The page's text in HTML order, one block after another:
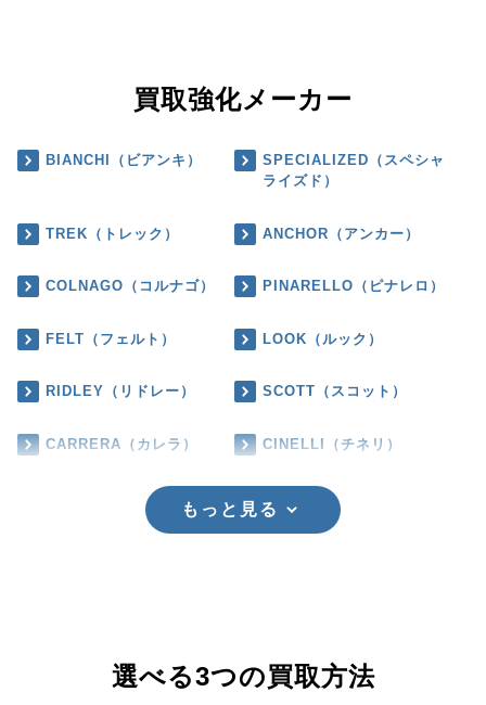
買取強化メーカー
BIANCHI（ビアンキ）
SPECIALIZED（スペシャ
ライズド）
TREK（トレック） ANCHOR（アンカー）
COLNAGO（コルナゴ） PINARELLO（ピナレロ）
FELT（フェルト） LOOK（ルック）
RIDLEY（リドレー） SCOTT（スコット）
CARRERA（カレラ） CINELLI（チネリ）
もっと見る
選べる3つの買取方法